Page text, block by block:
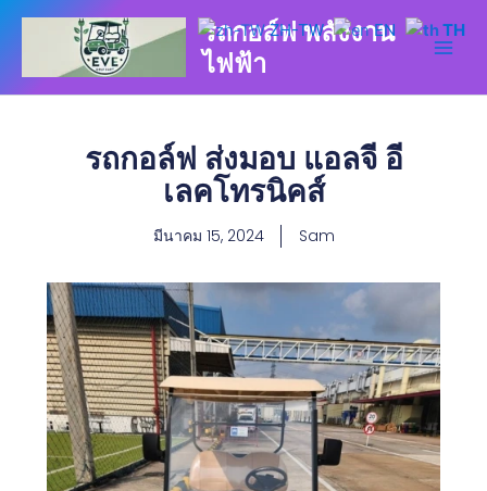
รถกอล์ฟ พลังงาน
ไฟฟ้า
รถกอล์ฟ ส่งมอบ แอลจี อี
เลคโทรนิคส์
มีนาคม 15, 2024 Sam
ZH-TW EN TH